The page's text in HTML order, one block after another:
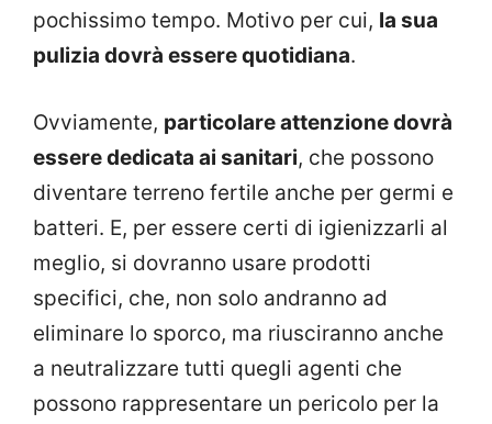
pochissimo tempo. Motivo per cui, la sua
pulizia dovrà essere quotidiana.
Ovviamente, particolare attenzione dovrà
essere dedicata ai sanitari, che possono
diventare terreno fertile anche per germi e
batteri. E, per essere certi di igienizzarli al
meglio, si dovranno usare prodotti
specifici, che, non solo andranno ad
eliminare lo sporco, ma riusciranno anche
a neutralizzare tutti quegli agenti che
possono rappresentare un pericolo per la